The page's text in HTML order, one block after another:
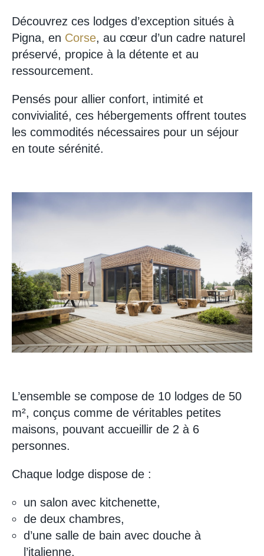
Découvrez ces lodges d’exception situés à
Pigna, en Corse, au cœur d’un cadre naturel
préservé, propice à la détente et au
ressourcement.
Pensés pour allier confort, intimité et
convivialité, ces hébergements offrent toutes
les commodités nécessaires pour un séjour
en toute sérénité.
L’ensemble se compose de 10 lodges de 50
m², conçus comme de véritables petites
maisons, pouvant accueillir de 2 à 6
personnes.
Chaque lodge dispose de :
un salon avec kitchenette,
de deux chambres,
d’une salle de bain avec douche à
l’italienne,